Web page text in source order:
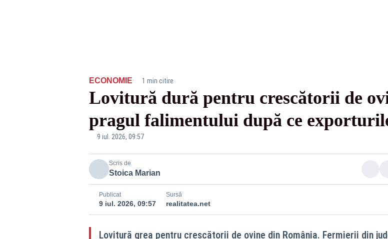
ECONOMIE· 1 min citire
Lovitură dură pentru crescătorii de
pragul falimentului după ce
9 iul. 2026, 09:57
Scris de
Stoica Marian
Publicat
9 iul. 2026, 09:57
Sursă
realitatea.net
Lovitură grea pentru crescătorii de ovine din România. Fermierii din